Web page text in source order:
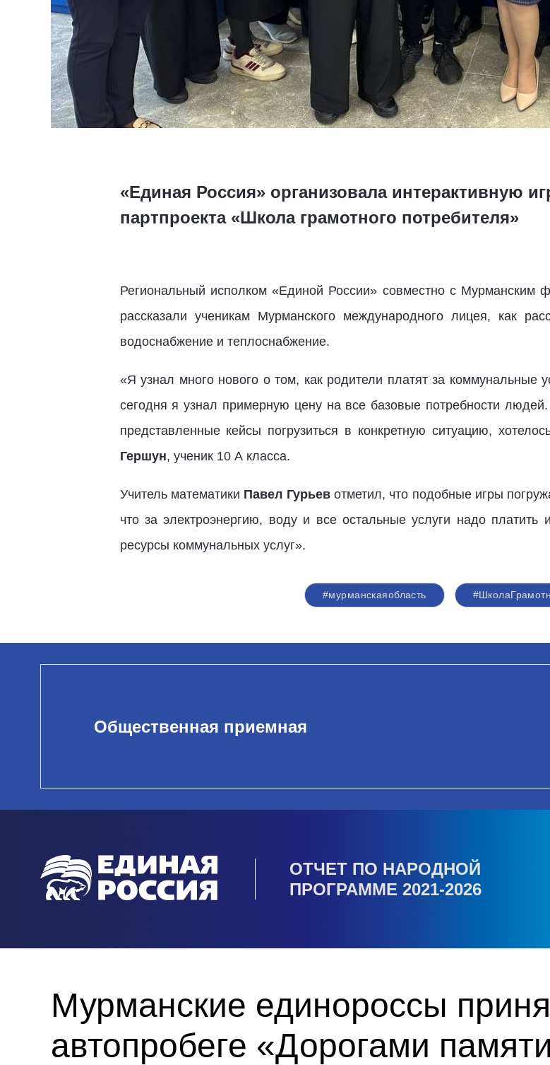
«Единая Россия» организовала интерактивную
партпроекта «Школа грамотного потребителя»
Региональный исполком «Единой России» совместно с
рассказали ученикам Мурманского международного лицея, как
водоснабжение и теплоснабжение.
«Я узнал много нового о том, как родители платят за коммунальные
сегодня я узнал примерную цену на все базовые потребности
представленные кейсы погрузиться в конкретную ситуацию,
Гершун, ученик 10 А класса.
Учитель математики Павел Гурьевотметил, что подобные игры
что за электроэнергию, воду и все остальные услуги надо
ресурсы коммунальных услуг».
#мурманскаяобласть
Общественная приемная
ОТЧЕТ ПО НАРОДНОЙ
ПРОГРАММЕ 2021-2026
Мурманские единороссы
автопробеге «Дорогами